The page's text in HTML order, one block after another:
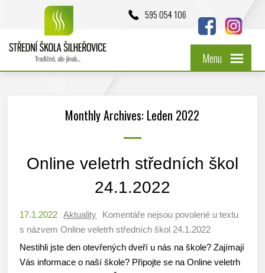
595 054 106
Menu
Monthly Archives: Leden 2022
Online veletrh středních škol
24.1.2022
17.1.2022 Aktuality Komentáře nejsou povolené u textu
s názvem Online veletrh středních škol 24.1.2022
Nestihli jste den otevřených dveří u nás na škole? Zajímají
Vás informace o naší škole? Připojte se na Online veletrh